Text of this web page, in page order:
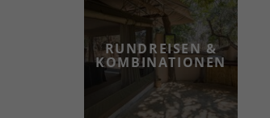
RUNDREISEN &
KOMBINATIONEN